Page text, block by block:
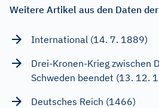
Weitere Artikel aus den Daten
International (14. 7. 1889)
Drei-Kronen-Krieg zwischen
Schweden beendet (13. 12.
Deutsches Reich (1466)